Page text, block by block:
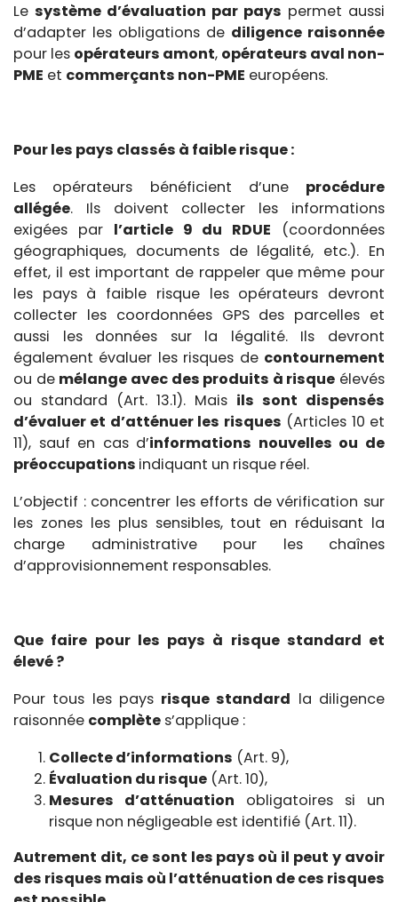
Le système d’évaluation par pays permet aussi
d’adapter les obligations de diligence raisonnée
pour les opérateurs amont, opérateurs aval non-
PME et commerçants non-PME européens.
Pour les pays classés à faible risque :
Les opérateurs bénéficient d’une procédure
allégée. Ils doivent collecter les informations
exigées par l’article 9 du RDUE (coordonnées
géographiques, documents de légalité, etc.). En
effet, il est important de rappeler que même pour
les pays à faible risque les opérateurs devront
collecter les coordonnées GPS des parcelles et
aussi les données sur la légalité. Ils devront
également évaluer les risques de contournement
ou de mélange avec des produits à risque élevés
ou standard (Art. 13.1). Mais ils sont dispensés
d’évaluer et d’atténuer les risques (Articles 10 et
11), sauf en cas d’informations nouvelles ou de
préoccupations indiquant un risque réel.
L’objectif : concentrer les efforts de vérification sur
les zones les plus sensibles, tout en réduisant la
charge administrative pour les chaînes
d’approvisionnement responsables.
Que faire pour les pays à risque standard et
élevé ?
Pour tous les pays risque standard la diligence
raisonnée complète s’applique :
Collecte d’informations (Art. 9),
Évaluation du risque (Art. 10),
Mesures d’atténuation obligatoires si un
risque non négligeable est identifié (Art. 11).
Autrement dit, ce sont les pays où il peut y avoir
des risques mais où l’atténuation de ces risques